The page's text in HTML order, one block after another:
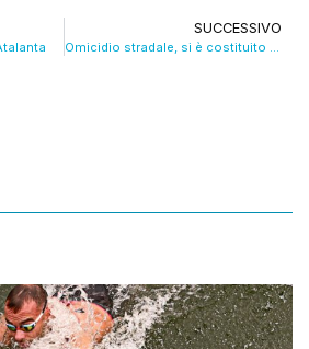
SUCCESSIVO
Omicidio stradale, si è costituito il quarto ragazzo: era fuggito dopo l’incidente